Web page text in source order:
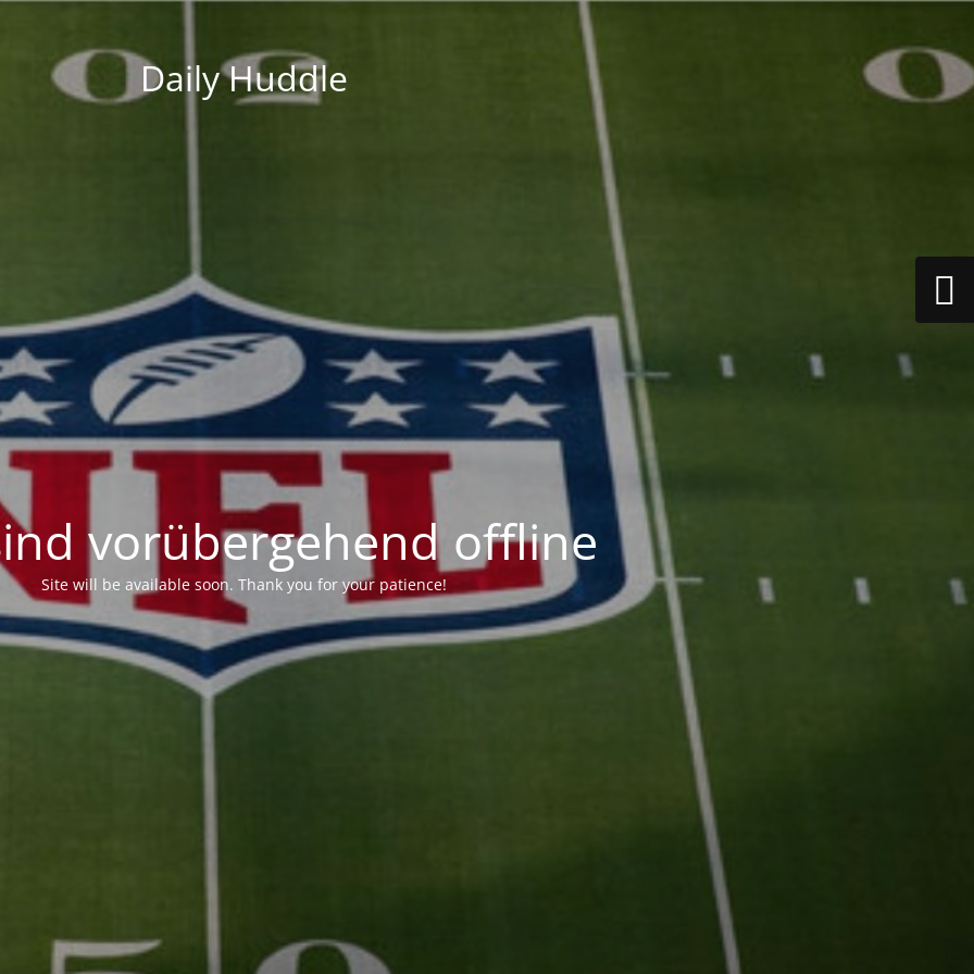
Daily Huddle
vorübergehend offline
Site will be available soon. Thank you for your patience!